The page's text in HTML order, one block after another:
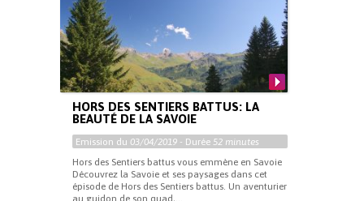
HORS DES SENTIERS BATTUS: LA
BEAUTÉ DE LA SAVOIE
Emission du 03/04/2019 - Durée 52 minutes
Hors des Sentiers battus vous emmène en Savoie
Découvrez la Savoie et ses paysages dans cet
épisode de Hors des Sentiers battus. Un aventurier
au guidon de son quad,...